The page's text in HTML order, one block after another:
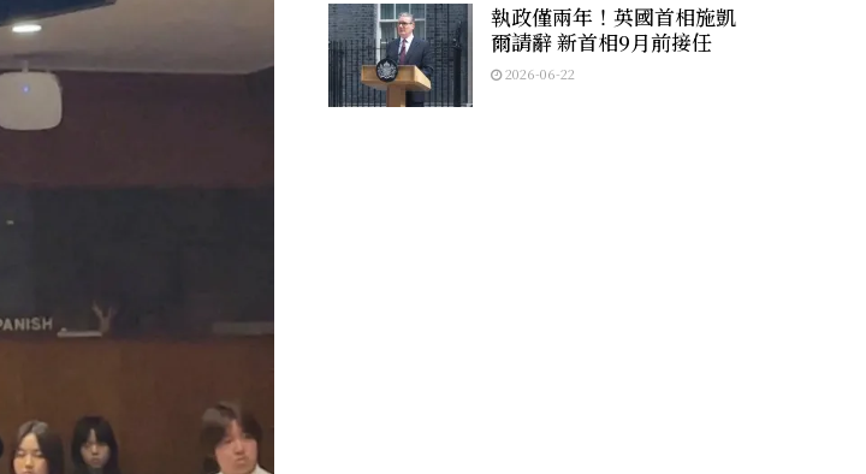
執政僅兩年！英國首相施凱
爾請辭 新首相9月前接任
2026-06-22